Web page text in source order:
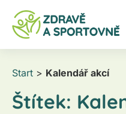
Start > Kalendář akcí
Štítek: